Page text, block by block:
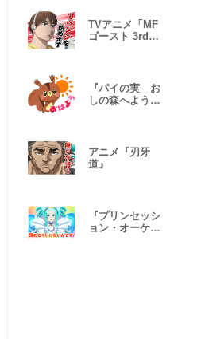
TVアニメ「MF
ゴースト 3rd
『パイの実 お
しの森へようこ
アニメ『刃牙
道』
『プリンセッシ
ョン・オーケス